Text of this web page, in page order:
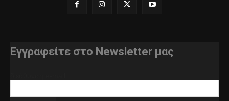
Εγγραφείτε στο Newsletter μας